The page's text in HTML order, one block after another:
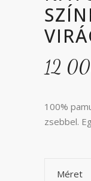
12
100%
zsebbel.
Méret